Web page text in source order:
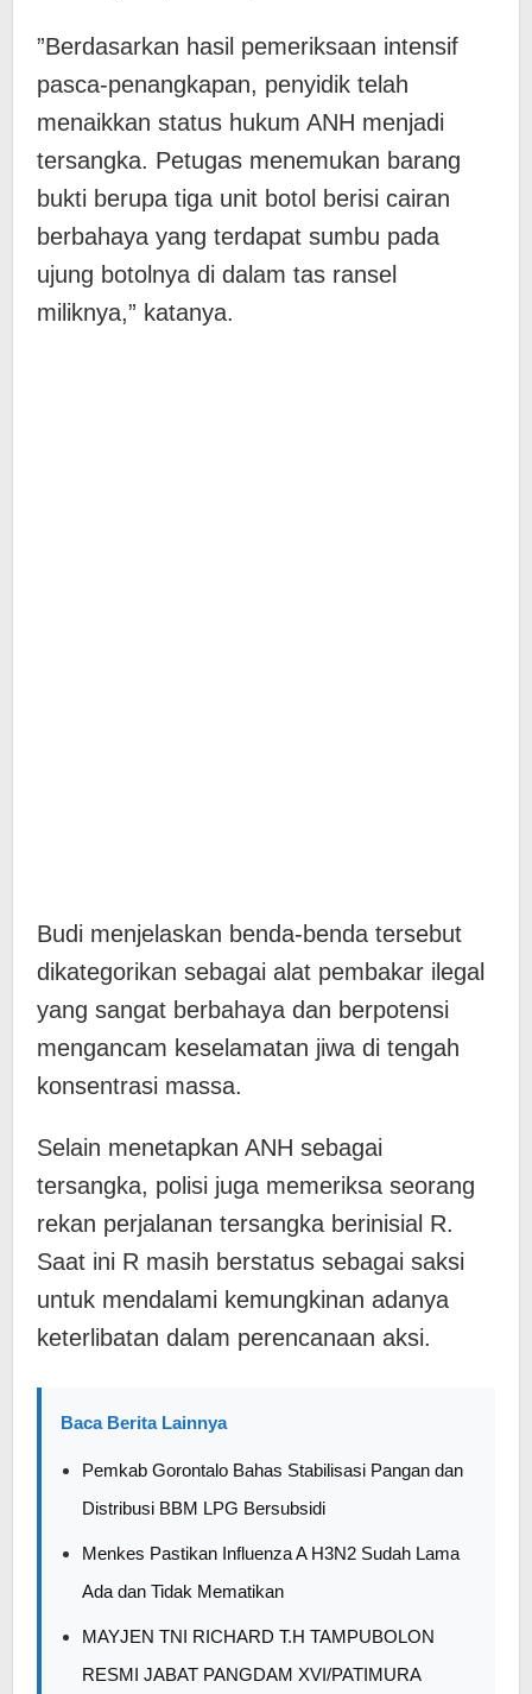
​”Berdasarkan hasil pemeriksaan intensif
pasca-penangkapan, penyidik telah
menaikkan status hukum ANH menjadi
tersangka. Petugas menemukan barang
bukti berupa tiga unit botol berisi cairan
berbahaya yang terdapat sumbu pada
ujung botolnya di dalam tas ransel
miliknya,” katanya.
​Budi menjelaskan benda-benda tersebut
dikategorikan sebagai alat pembakar ilegal
yang sangat berbahaya dan berpotensi
mengancam keselamatan jiwa di tengah
konsentrasi massa.
​Selain menetapkan ANH sebagai
tersangka, polisi juga memeriksa seorang
rekan perjalanan tersangka berinisial R.
Saat ini R masih berstatus sebagai saksi
untuk mendalami kemungkinan adanya
keterlibatan dalam perencanaan aksi.
Baca Berita Lainnya
Pemkab Gorontalo Bahas Stabilisasi Pangan dan
Distribusi BBM LPG Bersubsidi
Menkes Pastikan Influenza A H3N2 Sudah Lama
Ada dan Tidak Mematikan
MAYJEN TNI RICHARD T.H TAMPUBOLON
RESMI JABAT PANGDAM XVI/PATIMURA